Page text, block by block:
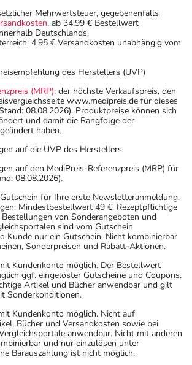
Mehrwertsteuer, gegebenenfalls
, ab 34,99 € Bestellwert
Deutschlands.
4,95 € Versandkosten unabhängig vom
des Herstellers (UVP)
(MRP): der höchste Verkaufspreis, den
www.medipreis.de für dieses
08.08.2026). Produktpreise können sich
und damit die Rangfolge der
haben.
auf die UVP des Herstellers
auf den MediPreis-Referenzpreis (MRP) für
08.08.2026).
für Ihre erste Newsletteranmeldung.
Mindestbestellwert 49 €. Rezeptpflichtige
von Sonderangeboten und
sind vom Gutschein
Kunde nur ein Gutschein. Nicht kombinierbar
Sonderpreisen und Rabatt-Aktionen.
Kundenkonto möglich. Der Bestellwert
ggf. eingelöster Gutscheine und Coupons.
Artikel und Bücher anwendbar und gilt
Sonderkonditionen.
Kundenkonto möglich. Nicht auf
Bücher und Versandkosten sowie bei
anwendbar. Nicht mit anderen
und nur einzulösen unter
Barauszahlung ist nicht möglich.